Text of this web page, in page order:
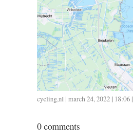
cycling,nl | march 24, 2022 | 18:06 |
0 comments